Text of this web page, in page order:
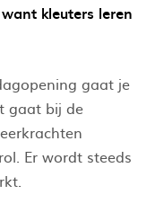
kleuters leren
gaat je
gaat bij de
Er wordt steeds